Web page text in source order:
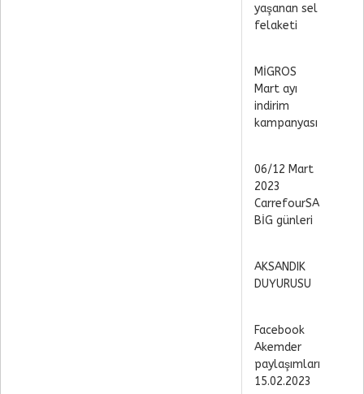
yaşanan sel
felaketi
MİGROS
Mart ayı
indirim
kampanyası
06/12 Mart
2023
CarrefourSA
BİG günleri
AKSANDIK
DUYURUSU
Facebook
Akemder
paylaşımları
15.02.2023